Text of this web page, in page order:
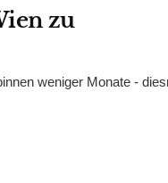
zu
weniger Monate -